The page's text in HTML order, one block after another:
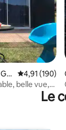
Évaluation
4,91 (190)
belle vue,
Le